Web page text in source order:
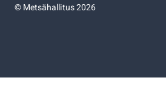
©Metsähallitus 2026